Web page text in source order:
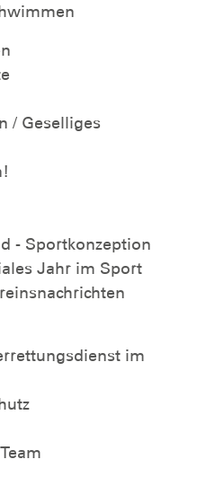
/ Geselliges
- Sportkonzeption
Jahr im Sport
im